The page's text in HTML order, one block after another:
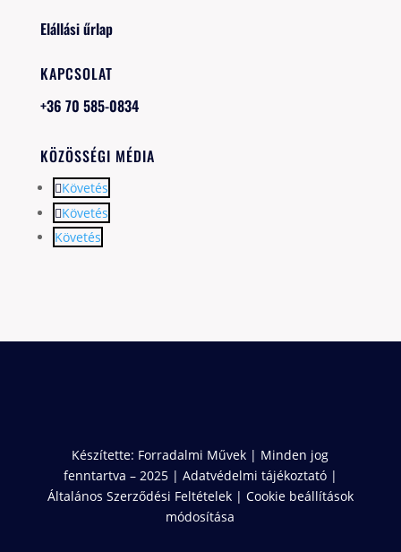
Elállási űrlap
KAPCSOLAT
+36 70 585-0834
KÖZÖSSÉGI MÉDIA
Követés
Követés
Követés
Készítette: Forradalmi Művek | Minden jog
fenntartva – 2025 | Adatvédelmi tájékoztató |
Általános Szerződési Feltételek| Cookie beállítások
módosítása